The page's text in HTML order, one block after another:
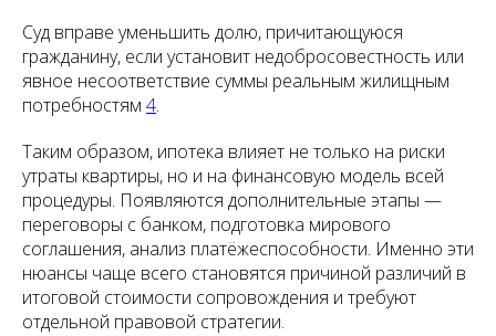
Суд вправе уменьшить долю, причитающуюся
гражданину, если установит недобросовестность или
явное несоответствие суммы реальным жилищным
потребностям 4.
Таким образом, ипотека влияет не только на риски
утраты квартиры, но и на финансовую модель всей
процедуры. Появляются дополнительные этапы —
переговоры с банком, подготовка мирового
соглашения, анализ платёжеспособности. Именно эти
нюансы чаще всего становятся причиной различий в
итоговой стоимости сопровождения и требуют
отдельной правовой стратегии.